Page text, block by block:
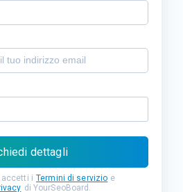
dettagli
accetti i Termini di servizio e
di YourSeoBoard.